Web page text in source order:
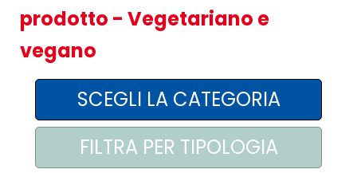
CONTATTI
AREA AGENTI
prodotto - Vegetariano e
vegano